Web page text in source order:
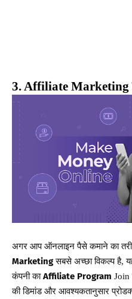
3. Affiliate Marketing
अगर आप ऑनलाइन पैसे कमाने का
Marketing सबसे अच्छा विकल्प है,
कंपनी का Affiliate Program Join
की डिमांड और आवश्यकतानुसार